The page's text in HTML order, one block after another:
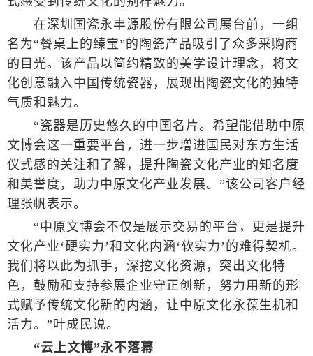
在深圳国瓷永丰源股份有限公司展台前，一组
名为“餐桌上的臻宝”的陶瓷产品吸引了众多采购商
的目光。该产品以简约精致的美学设计理念，将文
化创意融入中国传统瓷器，展现出陶瓷文化的独特
气质和魅力。
“瓷器是历史悠久的中国名片。希望能借助中原
文博会这一重要平台，进一步增进国民对东方生活
仪式感的关注和了解，提升陶瓷文化产业的知名度
和美誉度，助力中原文化产业发展。”该公司客户经
理张帆表示。
“中原文博会不仅是展示交易的平台，更是提升
文化产业‘硬实力’和文化内涵‘软实力’的难得契机。
我们将以此为抓手，深挖文化资源，突出文化特
色，鼓励和支持参展企业守正创新，努力用新的形
式赋予传统文化新的内涵，让中原文化永葆生机和
活力。”叶成民说。
“云上文博”永不落幕